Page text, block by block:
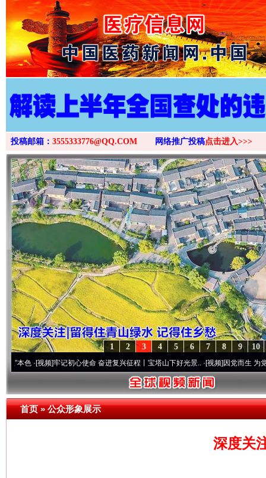
>
投稿邮箱： 3555333776@QQ.COM 网络推广投稿点击进入>>>
10
9
8
7
6
5
4
3
2
1
牢记初心使命 奋进复兴征程丨宝塔山下好光景..·[视频]因党而生 为党而战——百
首页»公众形象展示
深度关